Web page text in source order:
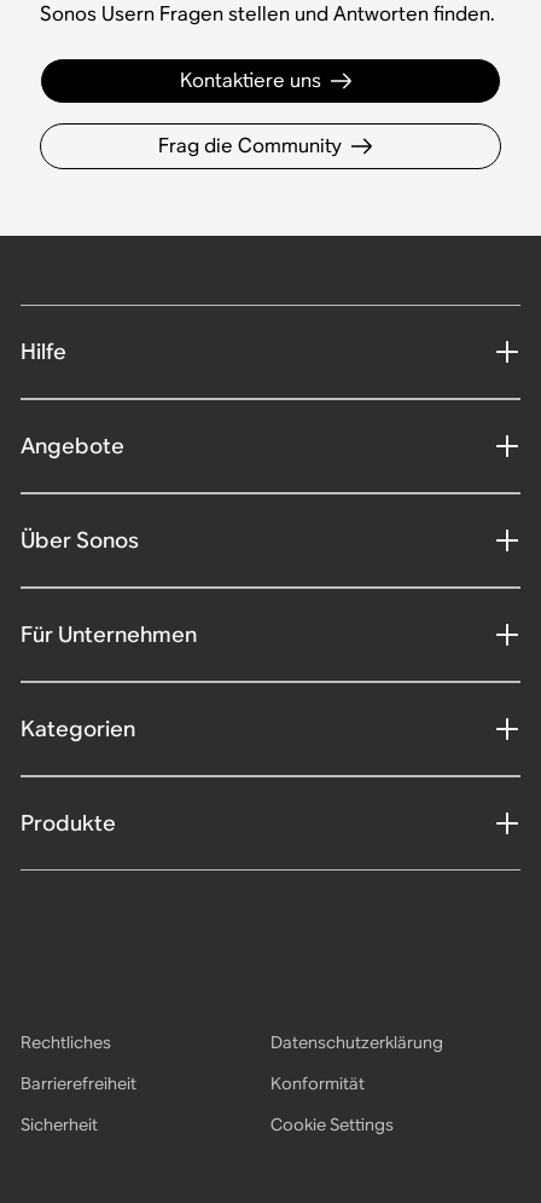
Sonos Usern Fragen stellen und Antworten finden.
Kontaktiere uns
Frag die Community
Hilfe
Angebote
Über Sonos
Für Unternehmen
Kategorien
Produkte
Rechtliches
Datenschutzerklärung
Barrierefreiheit
Konformität
Sicherheit
Cookie Settings